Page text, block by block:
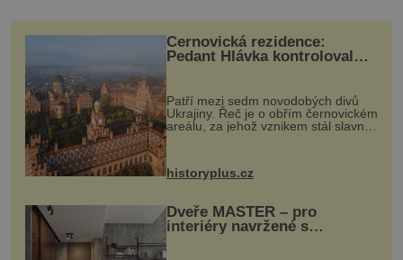
Černovická rezidence:
Pedant Hlávka kontroloval
Patří mezi sedm novodobých divů
Ukrajiny. Řeč je o obřím černovickém
areálu, za jehož vznikem stál slavný
český architekt Josef Hlávka. Ten si
na něm dal mimořádně záležet. Jeho
historyplus.cz
Dveře MASTER – pro
interiéry navržené s
rozumem i vášní!